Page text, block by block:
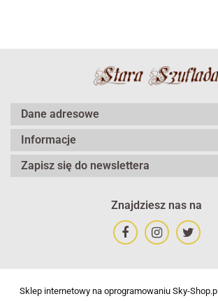
Dane adresowe
Informacje
Zapisz się do newslettera
Znajdziesz nas na
Sklep internetowy na oprogramowaniu Sky-Shop.pl